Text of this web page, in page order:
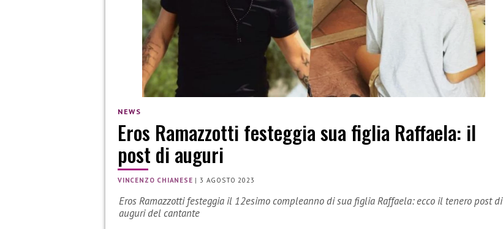
NEWS
Eros Ramazzotti festeggia sua figlia Raffaela: il
post di auguri
VINCENZO CHIANESE |3 AGOSTO 2023
Eros Ramazzotti festeggia il 12esimo compleanno di sua figlia Raffaela: ecco il tenero post di
auguri del cantante